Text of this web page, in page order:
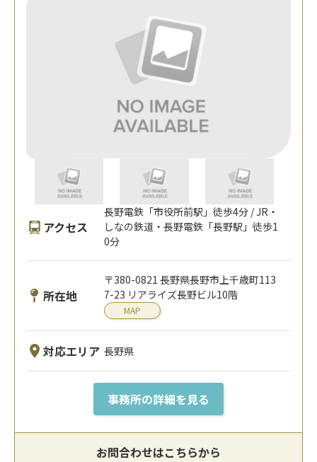
アクセス
長野電鉄「市役所前駅」徒歩4分 / JR・
しなの鉄道・長野電鉄「長野駅」徒歩1
0分
所在地
〒380-0821 長野県長野市上千歳町113
7-23 リアライズ長野ビル10階
MAP
対応エリア 長野県
事務所の詳細を見る
お問合わせはこちらから